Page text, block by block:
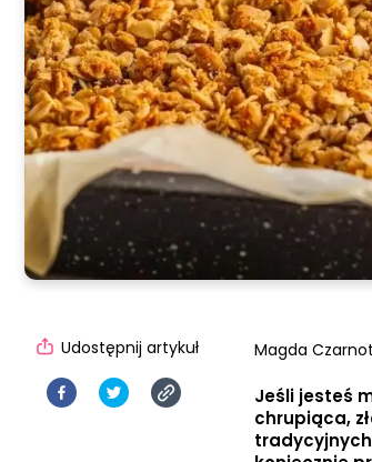
Magda
Jeśli jesteś
chrupiąca,
Udostępnij artykuł